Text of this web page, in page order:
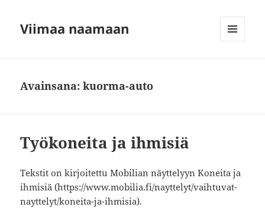
Viimaa naamaan
Avainsana:kuorma-auto
Työkoneita ja ihmisiä
Tekstit on kirjoitettu Mobilian näyttelyyn Koneita ja
ihmisiä (https://www.mobilia.fi/nayttelyt/vaihtuvat-
nayttelyt/koneita-ja-ihmisia).